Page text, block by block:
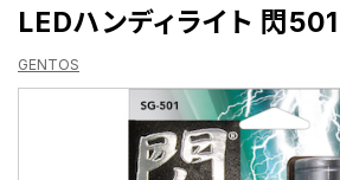
LEDハンディライト 閃
GENTOS